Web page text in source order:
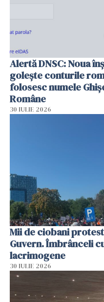
Alertă DNSC: Noua
golește conturile
folosesc numele
Române
30 IULIE 2026
Mii de ciobani
Guvern. Îmbrânceli
lacrimogene
30 IULIE 2026